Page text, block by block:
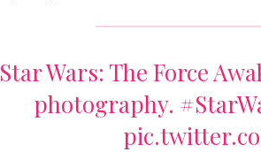
Star Wars: The Force
photography.